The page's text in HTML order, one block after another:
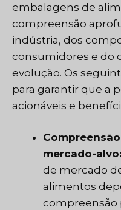
embalagens de
compreensão
indústria, dos
consumidores e do
evolução. Os
para garantir que a
acionáveis e
mercado-alvo:
de mercado
alimentos
compreensão